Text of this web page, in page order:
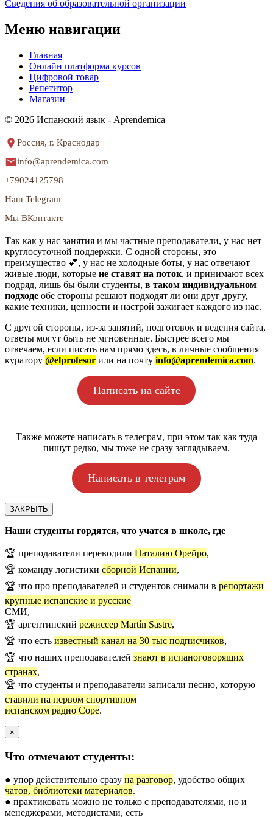
Сведения об образовательной организации
Меню навигации
Главная
Онлайн платформа курсов
Цифровой товар
Репетитор
Магазин
© 2026 Испанский язык - Aprendemica
Россия, г. Краснодар
info@aprendemica.com
+79024125798
Наш Telegram
Мы ВКонтакте
Так как у нас занятия и мы частные преподаватели, у нас нет
круглосуточной поддержки. С одной стороны, это
преимущество 💕, у нас не холодные боты, у нас отвечают
живые люди, которые не ставят на поток, и принимают всех
подряд, лишь бы были студенты, в таком индивидуальном
подходе обе стороны решают подходят ли они друг другу,
какие техники, ценности и настрой зажигает каждого из нас.
С другой стороны, из-за занятий, подготовок и ведения сайта,
ответы могут быть не мгновенные. Быстрее всего мы
отвечаем, если писать нам прямо здесь, в личные сообщения
куратору @elprofesor или на почту info@aprendemica.com.
Написать на сайте
Также можете написать в телеграм, при этом так как туда
пишут редко, мы тоже не сразу заглядываем.
Написать в телеграм
ЗАКРЫТЬ
Наши студенты гордятся, что учатся в школе, где
🏆 преподаватели переводили Наталию Орейро,
🏆 команду логистики сборной Испании,
🏆 что про преподавателей и студентов снимали в репортажи
крупные испанские и русские
СМИ,
🏆 аргентинский режиссер Martín Sastre,
🏆 что есть известный канал на 30 тыс подписчиков,
🏆 что наших преподавателей знают в испаноговорящих
странах,
🏆 что студенты и преподаватели записали песню, которую
ставили на первом спортивном
испанском радио Cope.
×
Что отмечают студенты:
● упор действительно сразу на разговор, удобство общих
чатов, библиотеки материалов.
● практиковать можно не только с преподавателями, но и
менеджерами, методистами, есть